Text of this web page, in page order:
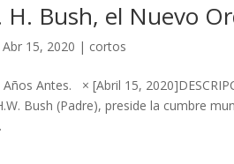
H. Bush, el Nuevo
Abr 15, 2020 | cortos
Antes. × [Abril 15,
Bush (Padre), preside la cumbre